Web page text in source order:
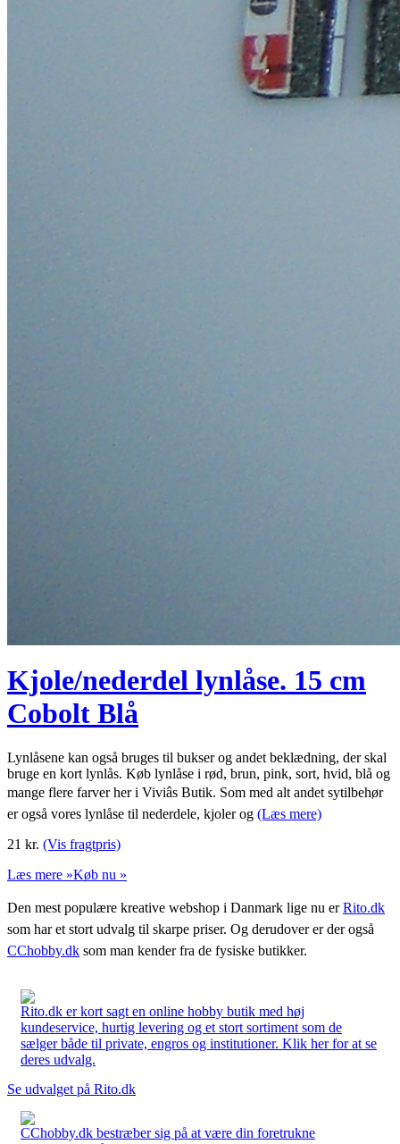
Kjole/nederdel lynlåse. 15 cm
Cobolt Blå
Lynlåsene kan også bruges til bukser og andet beklædning, der skal
bruge en kort lynlås. Køb lynlåse i rød, brun, pink, sort, hvid, blå og
mange flere farver her i Viviâs Butik. Som med alt andet sytilbehør
er også vores lynlåse til nederdele, kjoler og (Læs mere)
21 kr. (Vis fragtpris)
Læs mere »Køb nu »
Den mest populære kreative webshop i Danmark lige nu erRito.dk
som har et stort udvalg til skarpe priser. Og derudover er der også
CChobby.dk som man kender fra de fysiske butikker.
Rito.dk er kort sagt en online hobby butik med høj
kundeservice, hurtig levering og et stort sortiment som de
sælger både til private, engros og institutioner. Klik her for at se
deres udvalg.
Se udvalget på Rito.dk
CChobby.dk bestræber sig på at være din foretrukne